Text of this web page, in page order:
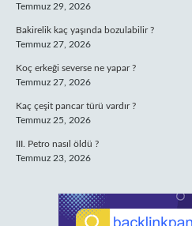
Temmuz 29, 2026
Bakirelik kaç yaşında bozulabilir ?
Temmuz 27, 2026
Koç erkeği severse ne yapar ?
Temmuz 27, 2026
Kaç çeşit pancar türü vardır ?
Temmuz 25, 2026
III. Petro nasıl öldü ?
Temmuz 23, 2026